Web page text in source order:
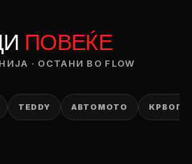
ПОВЕЌЕ
· ОСТАНИ ВО FLOW
TEDDY АВТОМОТО